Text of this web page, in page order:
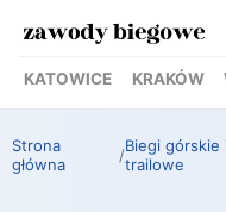
KATOWICE KRAKÓW
Strona
główna
/Biegi górskie
trailowe